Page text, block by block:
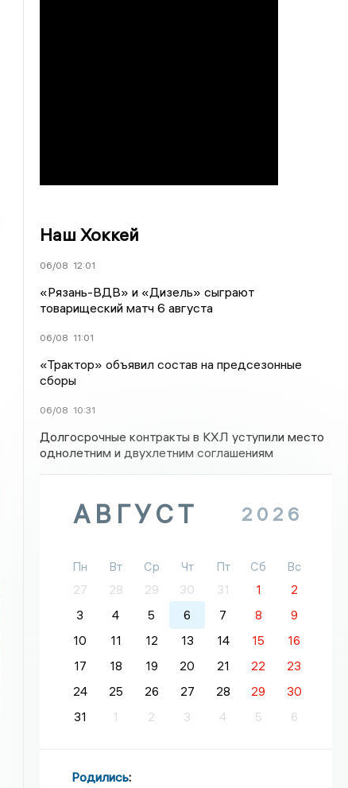
Наш Хоккей
06/08 12:01
«Рязань-ВДВ» и «Дизель» сыграют
товарищеский матч 6 августа
06/08 11:01
«Трактор» объявил состав на предсезонные
сборы
06/08 10:31
Долгосрочные контракты в КХЛ уступили место
однолетним и двухлетним соглашениям
АВГУСТ 2026
Пн Вт Ср Чт Пт Сб
Вс
27
28 29 30 31 1
2
3
4 5 6 7 8
9
10
11 12 13 14 15
16
17
18 19 20 21 22
23
24
25 26 27 28 29
30
31
1 2 3 4 5 6
Родились: